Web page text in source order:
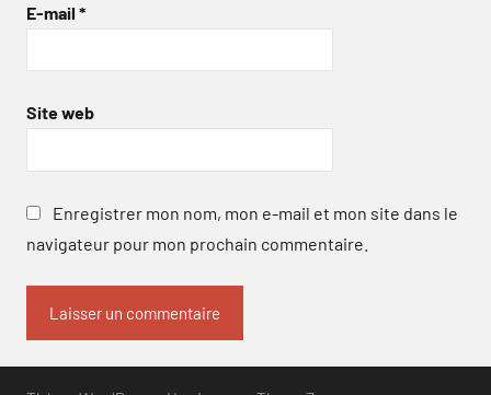
E-mail *
Site web
Enregistrer mon nom, mon e-mail et mon site dans le
navigateur pour mon prochain commentaire.